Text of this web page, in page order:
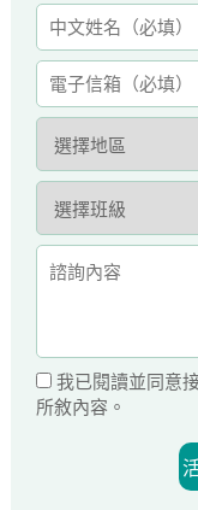
我已閱讀並同意
所敘內容。